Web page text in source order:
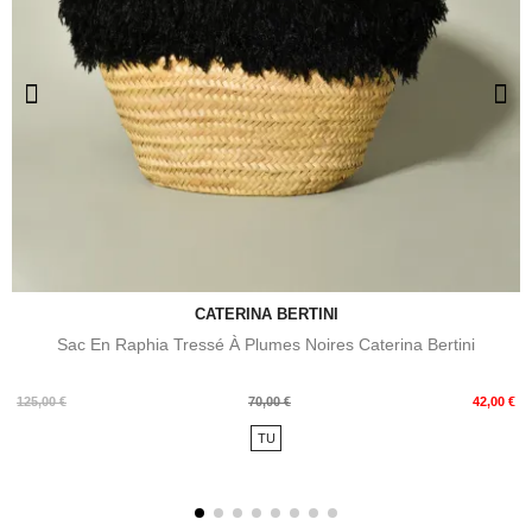
CATERINA BERTINI
Sac En Raphia Tressé À Plumes Noires Caterina Bertini
125,00 €
Prix
70,00 € 42,00 €
Prix
TU